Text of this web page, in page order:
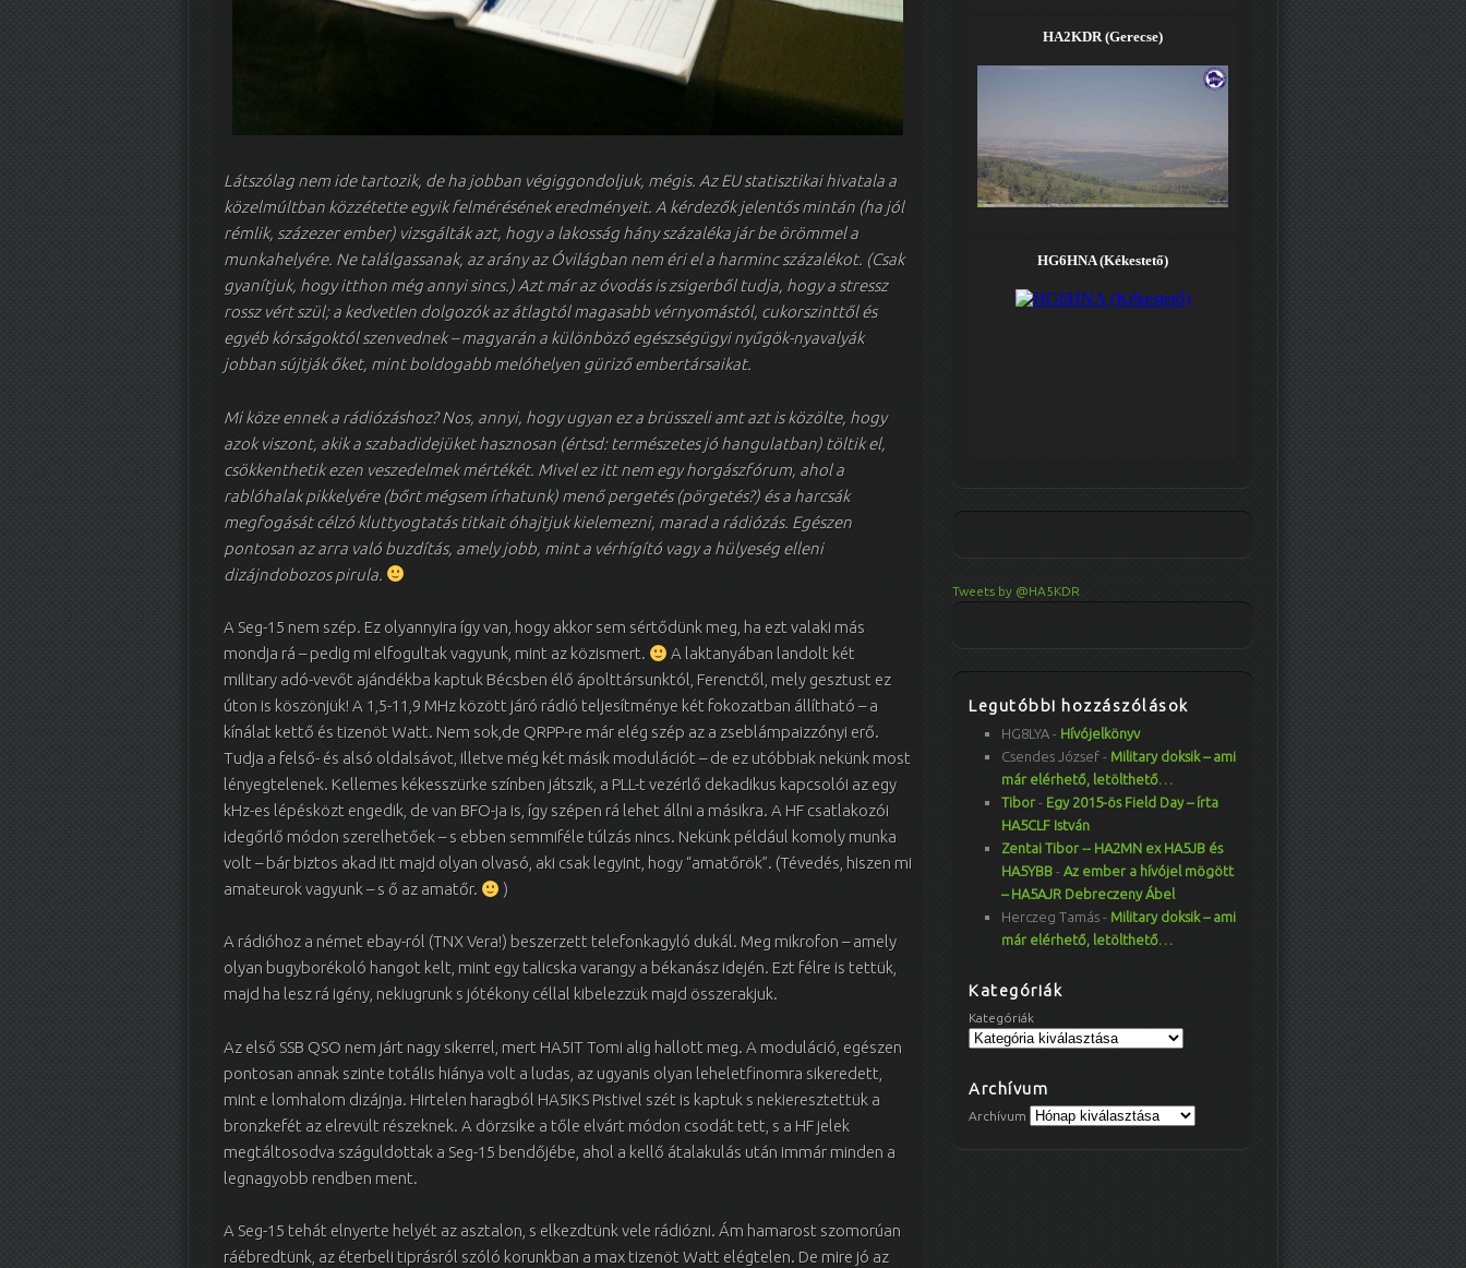
Látszólag nem ide tartozik, de ha jobban végiggondoljuk, mégis. Az EU statisztikai hivatala a
közelmúltban közzétette egyik felmérésének eredményeit. A kérdezők jelentős mintán (ha jól
rémlik, százezer ember) vizsgálták azt, hogy a lakosság hány százaléka jár be örömmel a
munkahelyére. Ne találgassanak, az arány az Óvilágban nem éri el a harminc százalékot. (Csak
gyanítjuk, hogy itthon még annyi sincs.) Azt már az óvodás is zsigerből tudja, hogy a stressz
rossz vért szül; a kedvetlen dolgozók az átlagtól magasabb vérnyomástól, cukorszinttől és
egyéb kórságoktól szenvednek – magyarán a különböző egészségügyi nyűgök-nyavalyák
jobban sújtják őket, mint boldogabb melóhelyen güriző embertársaikat.
Mi köze ennek a rádiózáshoz? Nos, annyi, hogy ugyan ez a brüsszeli amt azt is közölte, hogy
azok viszont, akik a szabadidejüket hasznosan (értsd: természetes jó hangulatban) töltik el,
csökkenthetik ezen veszedelmek mértékét. Mivel ez itt nem egy horgászfórum, ahol a
rablóhalak pikkelyére (bőrt mégsem írhatunk) menő pergetés (pörgetés?) és a harcsák
megfogását célzó kluttyogtatás titkait óhajtjuk kielemezni, marad a rádiózás. Egészen
pontosan az arra való buzdítás, amely jobb, mint a vérhígító vagy a hülyeség elleni
dizájndobozos pirula.
A Seg-15 nem szép. Ez olyannyira így van, hogy akkor sem sértődünk meg, ha ezt valaki más
mondja rá – pedig mi elfogultak vagyunk, mint az közismert.
A laktanyában landolt két
military adó-vevőt ajándékba kaptuk Bécsben élő ápolttársunktól, Ferenctől, mely gesztust ez
úton is köszönjük! A 1,5-11,9 MHz között járó rádió teljesítménye két fokozatban állítható – a
kínálat kettő és tizenöt Watt. Nem sok,de QRPP-re már elég szép az a zseblámpaizzónyi erő.
Tudja a felső- és alsó oldalsávot, illetve még két másik modulációt – de ez utóbbiak nekünk most
lényegtelenek. Kellemes kékesszürke színben játszik, a PLL-t vezérlő dekadikus kapcsolói az egy
kHz-es lépésközt engedik, de van BFO-ja is, így szépen rá lehet állni a másikra. A HF csatlakozói
idegőrlő módon szerelhetőek – s ebben semmiféle túlzás nincs. Nekünk például komoly munka
volt – bár biztos akad itt majd olyan olvasó, aki csak legyint, hogy “amatőrök”. (Tévedés, hiszen mi
amateurok vagyunk – s ő az amatőr.
)
A rádióhoz a német ebay-ról (TNX Vera!) beszerzett telefonkagyló dukál. Meg mikrofon – amely
olyan bugyborékoló hangot kelt, mint egy talicska varangy a békanász idején. Ezt félre is tettük,
majd ha lesz rá igény, nekiugrunk s jótékony céllal kibelezzük majd összerakjuk.
Az első SSB QSO nem járt nagy sikerrel, mert HA5IT Tomi alig hallott meg. A moduláció, egészen
pontosan annak szinte totális hiánya volt a ludas, az ugyanis olyan leheletfinomra sikeredett,
mint e lomhalom dizájnja. Hirtelen haragból HA5IKS Pistivel szét is kaptuk s nekieresztettük a
bronzkefét az elrevült részeknek. A dörzsike a tőle elvárt módon csodát tett, s a HF jelek
megtáltosodva száguldottak a Seg-15 bendőjébe, ahol a kellő átalakulás után immár minden a
legnagyobb rendben ment.
A Seg-15 tehát elnyerte helyét az asztalon, s elkezdtünk vele rádiózni. Ám hamarost szomorúan
ráébredtünk, az éterbeli tiprásról szóló korunkban a max tizenöt Watt elégtelen. De mire jó az
Tweets by @HA5KDR
Legutóbbi hozzászólások
HG8LYA - Hívójelkönyv
Csendes József - Military doksik – ami
már elérhető, letölthető…
Tibor - Egy 2015-ös Field Day – írta
HA5CLF István
Zentai Tibor -- HA2MN ex HA5JB és
HA5YBB - Az ember a hívójel mögött
– HA5AJR Debreczeny Ábel
Herczeg Tamás - Military doksik – ami
már elérhető, letölthető…
Kategóriák
Kategóriák
Archívum
Archívum